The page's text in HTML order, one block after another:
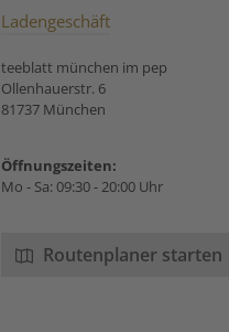
Ladengeschäft
teeblatt münchen im pep
Ollenhauerstr. 6
81737 München
Öffnungszeiten:
Mo - Sa: 09:30 - 20:00 Uhr
Routenplaner starten